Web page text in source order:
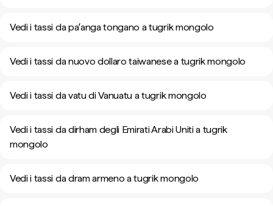
Vedi i tassi da paʻanga tongano a tugrik mongolo
Vedi i tassi da nuovo dollaro taiwanese a tugrik mongolo
Vedi i tassi da vatu di Vanuatu a tugrik mongolo
Vedi i tassi da dirham degli Emirati Arabi Uniti a tugrik
mongolo
Vedi i tassi da dram armeno a tugrik mongolo